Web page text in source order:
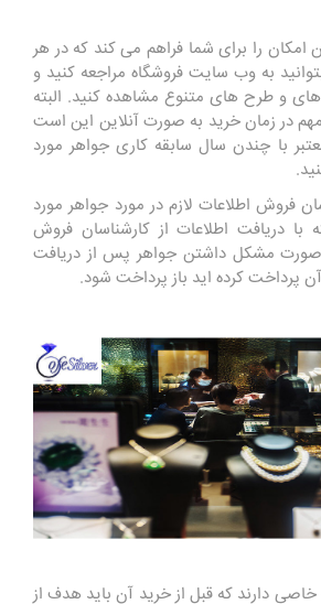
امکان را برای شما فراهم می کند که در هر
به وب سایت فروشگاه مراجعه کنید و
و طرح های متنوع مشاهده کنید. البته
در زمان خرید به صورت آنلاین این است
با چندن سال سابقه کاری جواهر مورد
فروش اطلاعات لازم در مورد جواهر مورد
با دریافت اطلاعات از کارشناسان فروش
صورت مشکل داشتن جواهر پس از دریافت
پرداخت کرده اید باز پرداخت شود.
دارند که قبل از خرید آن باید هدف از